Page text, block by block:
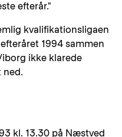
efterår."
kvalifikationsligaen
1994 sammen
ikke klarede
ned.
kl. 13.30 på Næstved